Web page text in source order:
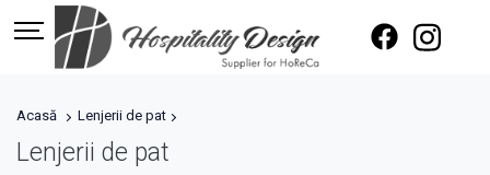
Acasă Lenjerii de pat
Lenjerii de pat